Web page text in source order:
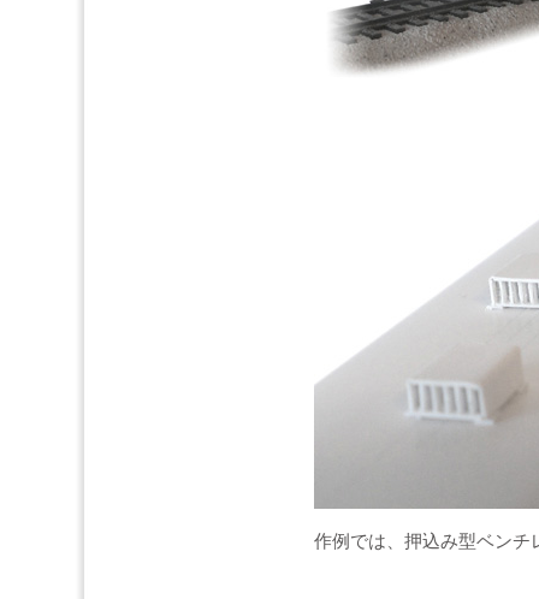
作例では、押込み型ベンチ